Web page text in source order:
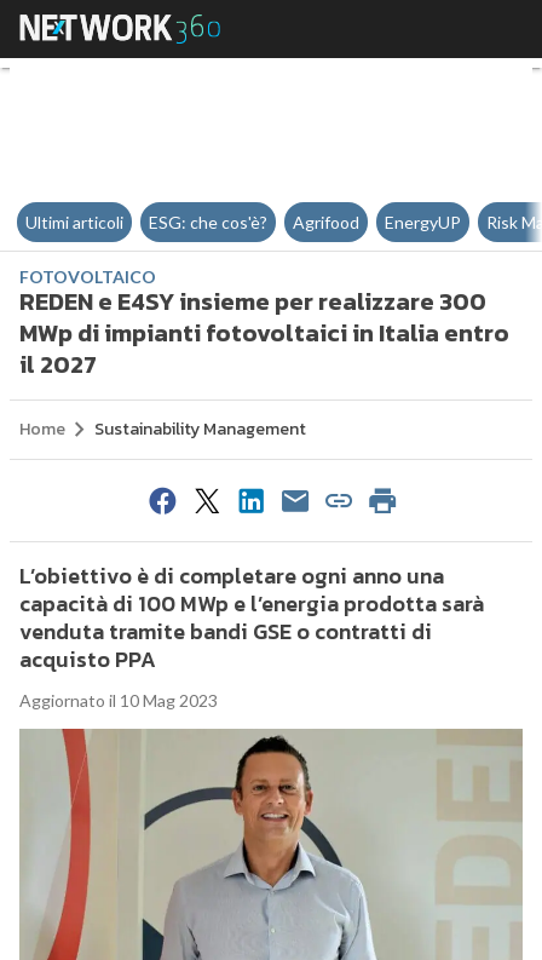
REDEN e E4SY insieme per
Ultimi articoli ESG: che cos'è? Agrifood EnergyUP Risk
FOTOVOLTAICO
REDEN e E4SY insieme per realizzare 300
MWp di impianti fotovoltaici in Italia entro
il 2027
Home Sustainability Management
L’obiettivo è di completare ogni anno una
capacità di 100 MWp e l’energia prodotta sarà
venduta tramite bandi GSE o contratti di
acquisto PPA
Aggiornato il 10 Mag 2023